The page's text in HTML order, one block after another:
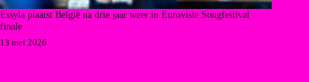
Essyla plaatst België na drie jaar weer in Eurovisie Songfestival
finale
13 mei 2026